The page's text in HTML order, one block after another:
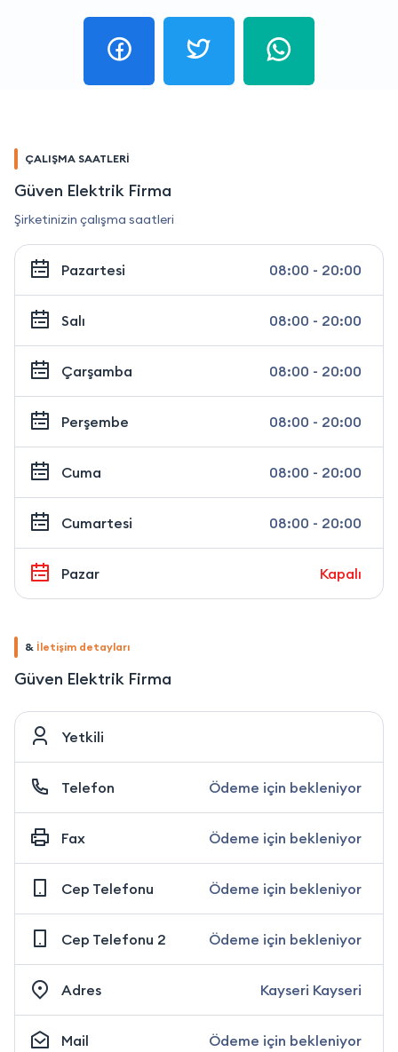
ÇALIŞMA SAATLERİ
Güven Elektrik Firma
Şirketinizin çalışma saatleri
Pazartesi 08:00 - 20:00
Salı 08:00 - 20:00
Çarşamba 08:00 - 20:00
Perşembe 08:00 - 20:00
Cuma 08:00 - 20:00
Cumartesi 08:00 - 20:00
Pazar Kapalı
& İletişim detayları
Güven Elektrik Firma
Yetkili
Telefon Ödeme için bekleniyor
Fax Ödeme için bekleniyor
Cep Telefonu Ödeme için bekleniyor
Cep Telefonu 2 Ödeme için bekleniyor
Adres Kayseri Kayseri
Mail Ödeme için bekleniyor